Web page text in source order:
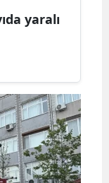
yaralı